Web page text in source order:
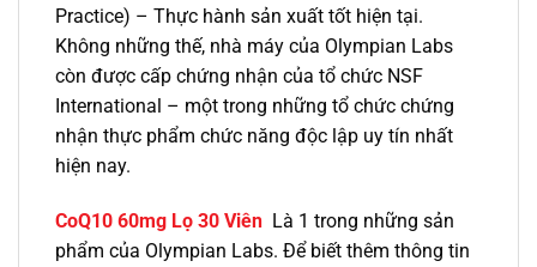
Practice) – Thực hành sản xuất tốt hiện tại.
Không những thế, nhà máy của Olympian Labs
còn được cấp chứng nhận của tổ chức NSF
International – một trong những tổ chức chứng
nhận thực phẩm chức năng độc lập uy tín nhất
hiện nay.
CoQ10 60mg Lọ 30 Viên Là 1 trong những sản
phẩm của Olympian Labs. Để biết thêm thông tin